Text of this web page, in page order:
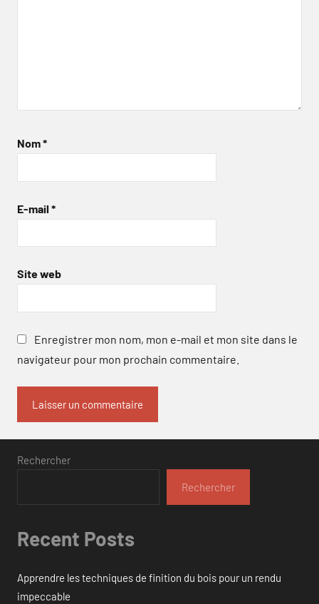
Nom*
E-mail *
Site web
Enregistrer mon nom, mon e-mail et mon site dans le
navigateur pour mon prochain commentaire.
Rechercher
Rechercher
Recent Posts
Apprendre les techniques de finition du bois pour un rendu
impeccable